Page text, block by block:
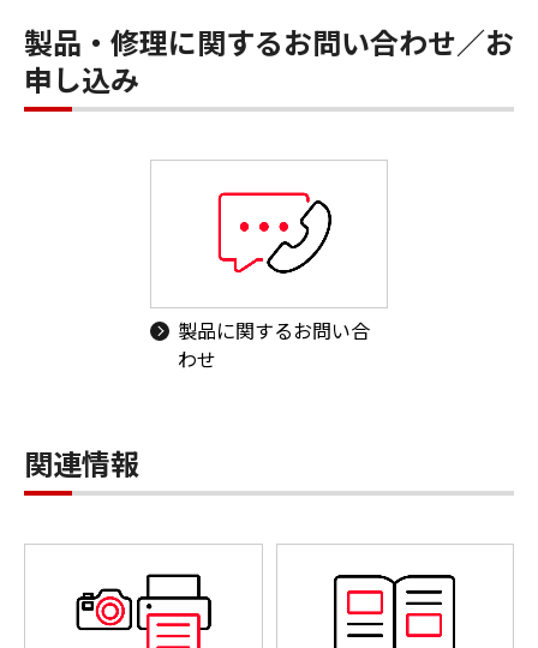
製品・修理に関するお問い合わせ／お
申し込み
製品に関するお問い合
わせ
関連情報